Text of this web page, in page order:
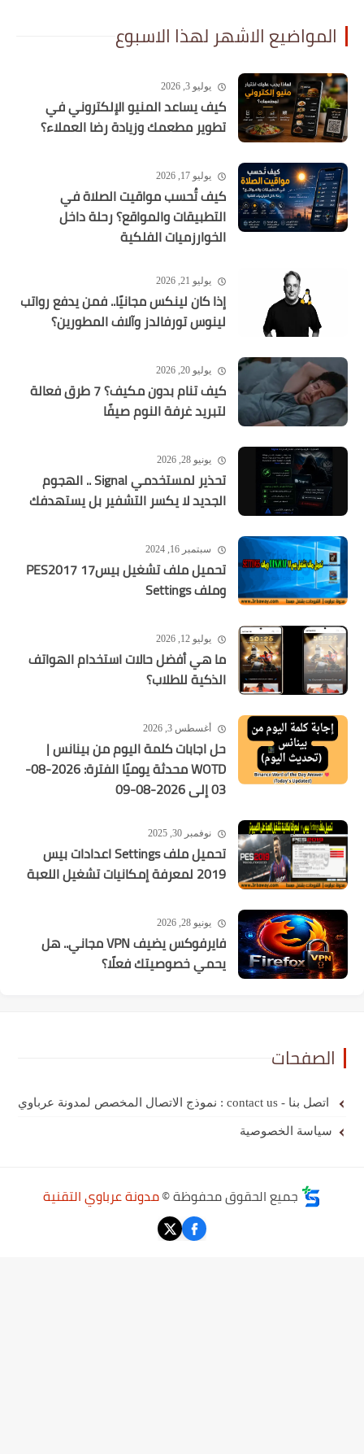
المواضيع الاشهر لهذا الاسبوع
يوليو 3, 2026
كيف يساعد المنيو الإلكتروني في
تطوير مطعمك وزيادة رضا العملاء؟
يوليو 17, 2026
كيف تُحسب مواقيت الصلاة في
التطبيقات والمواقع؟ رحلة داخل
الخوارزميات الفلكية
يوليو 21, 2026
إذا كان لينكس مجانيًا.. فمن يدفع رواتب
لينوس تورفالدز وآلاف المطورين؟
يوليو 20, 2026
كيف تنام بدون مكيف؟ 7 طرق فعالة
لتبريد غرفة النوم صيفًا
يونيو 28, 2026
تحذير لمستخدمي Signal .. الهجوم
الجديد لا يكسر التشفير بل يستهدفك
سبتمبر 16, 2024
تحميل ملف تشغيل بيس17 PES2017
وملف Settings
يوليو 12, 2026
ما هي أفضل حالات استخدام الهواتف
الذكية للطلاب؟
أغسطس 3, 2026
حل اجابات كلمة اليوم من بينانس |
WOTD محدثة يوميًا الفترة: 2026-08-
03 إلى 2026-08-09
نوفمبر 30, 2025
تحميل ملف Settings اعدادات بيس
2019 لمعرفة إمكانيات تشغيل اللعبة
يونيو 28, 2026
فايرفوكس يضيف VPN مجاني.. هل
يحمي خصوصيتك فعلًا؟
الصفحات
اتصل بنا - contact us : نموذج الاتصال المخصص لمدونة عرباوي
سياسة الخصوصية
جميع الحقوق محفوظة ©مدونة عرباوي التقنية